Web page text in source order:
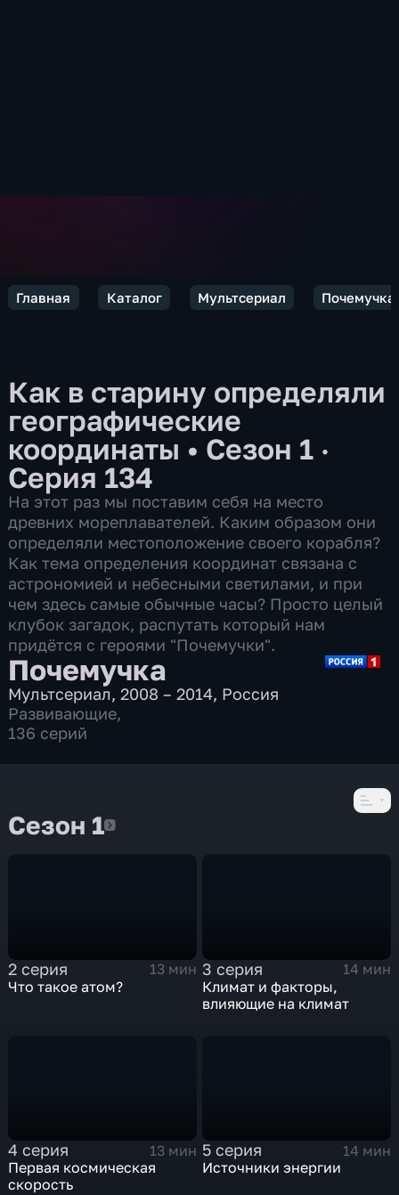
Главная Каталог Мультсериал Почемучка
Как в старину определяли
географические
координаты • Сезон 1 ·
Серия 134
На этот раз мы поставим себя на место
древних мореплавателей. Каким образом они
определяли местоположение своего корабля?
Как тема определения координат связана с
астрономией и небесными светилами, и при
чем здесь самые обычные часы? Просто целый
клубок загадок, распутать который нам
придётся с героями "Почемучки".
Почемучка
Мультсериал,2008 – 2014, Россия
Развивающие,
136 серий
Сезон 1Сезон 1
2 серия
13 мин
Что такое атом?
3 серия
14 мин
Климат и факторы,
влияющие на климат
4 серия
13 мин
Первая космическая
скорость
5 серия
14 мин
Источники энергии